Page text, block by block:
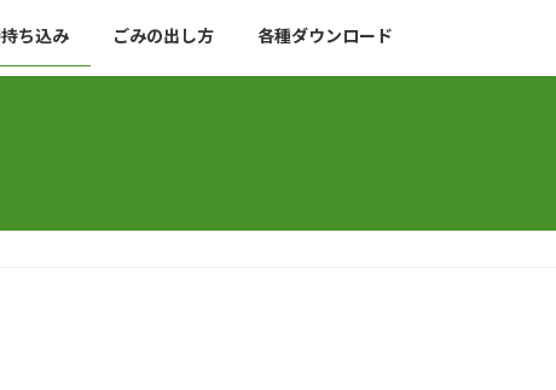
ち込み ごみの出し方 各種ダウンロード